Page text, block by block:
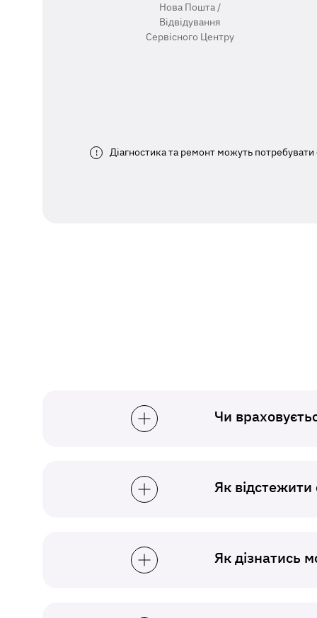
Нова Пошта /
Відвідування
Сервісного Центру
! Діагностика та ремонт можуть
Чи
Як відстежити
Як дізнатись